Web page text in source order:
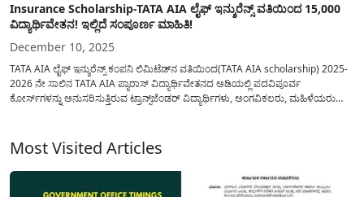
Insurance Scholarship-TATA AIA ಲೈಫ್ ಇನ್ಶುರೆನ್ಸ್ ವತಿಯಿಂದ 15,000
ವಿದ್ಯಾರ್ಥಿವೇತನ! ಇಲ್ಲಿದೆ ಸಂಪೂರ್ಣ ಮಾಹಿತಿ!
December 10, 2025
TATA AIA ಲೈಫ್ ಇನ್ಶುರೆನ್ಸ್ ಕಂಪನಿ ಲಿಮಿಟೆಡ್‌ನ ವತಿಯಿಂದ(TATA AIA scholarship) 2025-
2026 ನೇ ಸಾಲಿನ TATA AIA ಪ್ಯಾರಾಸ್ ವಿದ್ಯಾರ್ಥಿವೇತನದ ಅಡಿಯಲ್ಲಿ ಪದವಿಪೂರ್ವ
ಕೋರ್ಸ್‌ಗಳನ್ನು ಅನುಸರಿಸುತ್ತಿರುವ ಟ್ರಾನ್ಸ್‌ಜೆಂಡರ್ ವಿದ್ಯಾರ್ಥಿಗಳು, ಅಂಗವಿಕಲರು, ಮಹಿಳೆಯರು
Most Visited Articles